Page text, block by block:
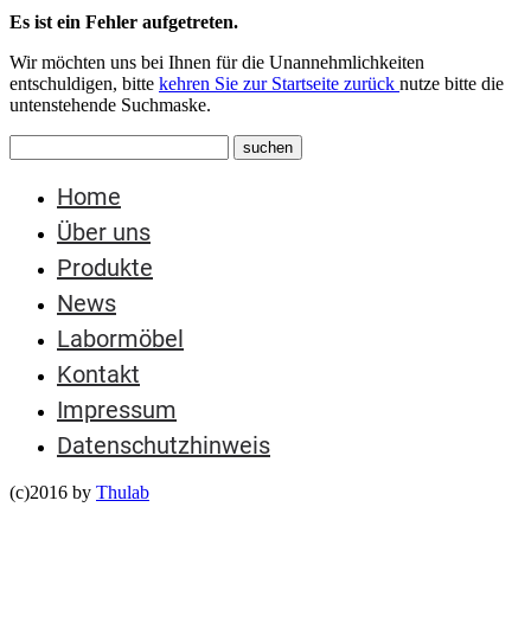
Es ist ein Fehler aufgetreten.
Wir möchten uns bei Ihnen für die Unannehmlichkeiten
entschuldigen, bitte kehren Sie zur Startseite zurück nutze bitte die
untenstehende Suchmaske.
Home
Über uns
Produkte
News
Labormöbel
Kontakt
Impressum
Datenschutzhinweis
(c)2016 by Thulab